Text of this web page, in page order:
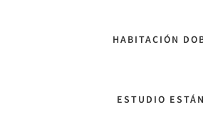
HABITACIÓN
ESTUDIO